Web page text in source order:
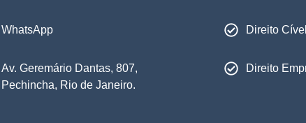
WhatsApp
Av. Geremário Dantas, 807,
Pechincha, Rio de Janeiro.
Direito Cível
Direito